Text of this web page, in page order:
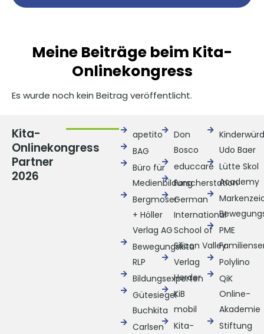
Meine Beiträge beim Kita-
Onlinekongress
Es wurde noch kein Beitrag veröffentlicht.
Kita-
Onlinekongress
Partner
2026
apetito
BAG
Büro für
Medienbildung
Bergmoser
+ Höller
Verlag AG
Bewegungskita
RLP
Bildungsexperten
Gütesiegel
Buchkita
Carlsen
Don
Bosco
educcare
Forscherstation
German
International
School of
Silicon Valley
Verlag
Herder
KiB
mobil
Kita-
Udo Baer
Lütte Skol
Academy
PME
Polylino
QiK
Online-
Akademie
Stiftung